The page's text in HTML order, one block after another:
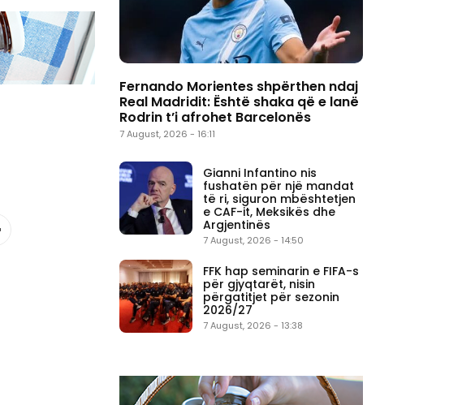
Fernando Morientes shpërthen ndaj
Real Madridit: Është shaka që e lanë
Rodrin t’i afrohet Barcelonës
7 August, 2026 - 16:11
Gianni Infantino nis
fushatën për një mandat
të ri, siguron mbështetjen
e CAF-it, Meksikës dhe
Argjentinës
7 August, 2026 - 14:50
FFK hap seminarin e FIFA-s
për gjyqtarët, nisin
përgatitjet për sezonin
2026/27
7 August, 2026 - 13:38